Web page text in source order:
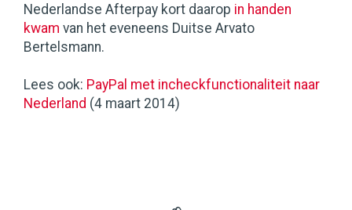
Nederlandse Afterpay kort daarop in handen
kwam van het eveneens Duitse Arvato
Bertelsmann.
Lees ook: PayPal met incheckfunctionaliteit naar
Nederland (4 maart 2014)